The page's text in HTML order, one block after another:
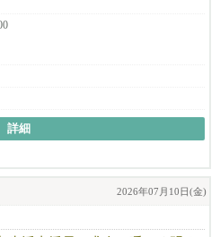
びびなびへの熱い想いがある方、
援しています。
、自分たちの手で、一から作り上
アや夢を実現させることが可能で
んか？
びに伝えてください。
す！
詳細
2026年07月10日(金)